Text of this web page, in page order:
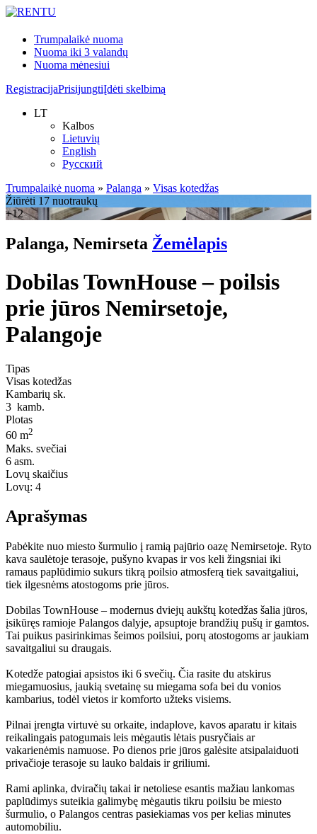
Trumpalaikė nuoma
Nuoma iki 3 valandų
Nuoma mėnesiui
RegistracijaPrisijungtiĮdėti skelbimą
LT
Kalbos
Lietuvių
English
Русский
Trumpalaikė nuoma » Palanga » Visas kotedžas
Žiūrėti 17 nuotraukų
+12
Palanga, Nemirseta Žemėlapis
Dobilas TownHouse – poilsis
prie jūros Nemirsetoje,
Palangoje
Tipas
Visas kotedžas
Kambarių sk.
3 kamb.
Plotas
60 m2
Maks. svečiai
6 asm.
Lovų skaičius
Lovų: 4
Aprašymas
Pabėkite nuo miesto šurmulio į ramią pajūrio oazę Nemirsetoje. Ryto
kava saulėtoje terasoje, pušyno kvapas ir vos keli žingsniai iki
ramaus paplūdimio sukurs tikrą poilsio atmosferą tiek savaitgaliui,
tiek ilgesnėms atostogoms prie jūros.
Dobilas TownHouse – modernus dviejų aukštų kotedžas šalia jūros,
įsikūręs ramioje Palangos dalyje, apsuptoje brandžių pušų ir gamtos.
Tai puikus pasirinkimas šeimos poilsiui, porų atostogoms ar jaukiam
savaitgaliui su draugais.
Kotedže patogiai apsistos iki 6 svečių. Čia rasite du atskirus
miegamuosius, jaukią svetainę su miegama sofa bei du vonios
kambarius, todėl vietos ir komforto užteks visiems.
Pilnai įrengta virtuvė su orkaite, indaplove, kavos aparatu ir kitais
reikalingais patogumais leis mėgautis lėtais pusryčiais ar
vakarienėmis namuose. Po dienos prie jūros galėsite atsipalaiduoti
privačioje terasoje su lauko baldais ir griliumi.
Rami aplinka, dviračių takai ir netoliese esantis mažiau lankomas
paplūdimys suteikia galimybę mėgautis tikru poilsiu be miesto
šurmulio, o Palangos centras pasiekiamas vos per kelias minutes
automobiliu.